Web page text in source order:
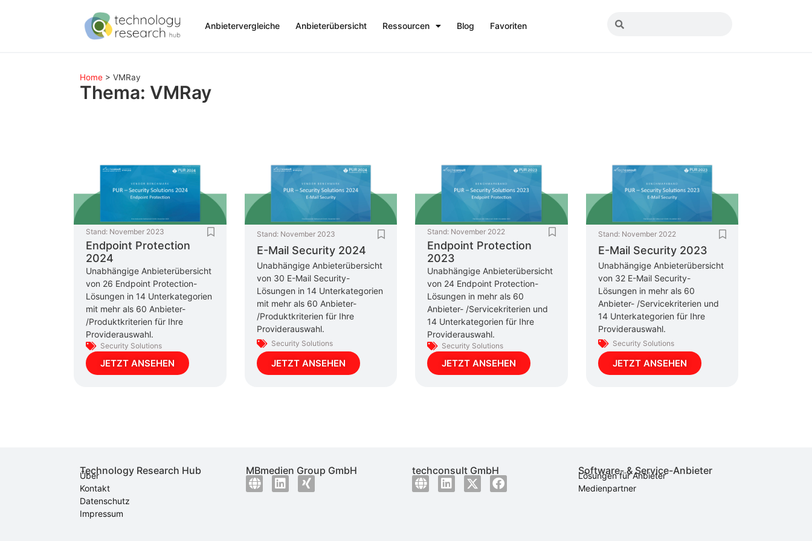
Anbietervergleiche Anbieterübersicht Ressourcen Blog Favoriten
Home > VMRay
Thema: VMRay
Stand: November 2023
Endpoint Protection
2024
Unabhängige Anbieterübersicht
von 26 Endpoint Protection-
Lösungen in 14 Unterkategorien
mit mehr als 60 Anbieter-
/Produktkriterien für Ihre
Providerauswahl.
Security Solutions
JETZT ANSEHEN
Stand: November 2023
E-Mail Security 2024
Unabhängige Anbieterübersicht
von 30 E-Mail Security-
Lösungen in 14 Unterkategorien
mit mehr als 60 Anbieter-
/Produktkriterien für Ihre
Providerauswahl.
Security Solutions
JETZT ANSEHEN
Stand: November 2022
Endpoint Protection
2023
Unabhängige Anbieterübersicht
von 24 Endpoint Protection-
Lösungen in mehr als 60
Anbieter- /Servicekriterien und
14 Unterkategorien für Ihre
Providerauswahl.
Security Solutions
JETZT ANSEHEN
Stand: November 2022
E-Mail Security 2023
Unabhängige Anbieterübersicht
von 32 E-Mail Security-
Lösungen in mehr als 60
Anbieter- /Servicekriterien und
14 Unterkategorien für Ihre
Providerauswahl.
Security Solutions
JETZT ANSEHEN
Technology Research Hub
Über
Kontakt
Datenschutz
Impressum
MBmedien Group GmbH techconsult GmbH Software- & Service-Anbieter
Lösungen für Anbieter
Medienpartner